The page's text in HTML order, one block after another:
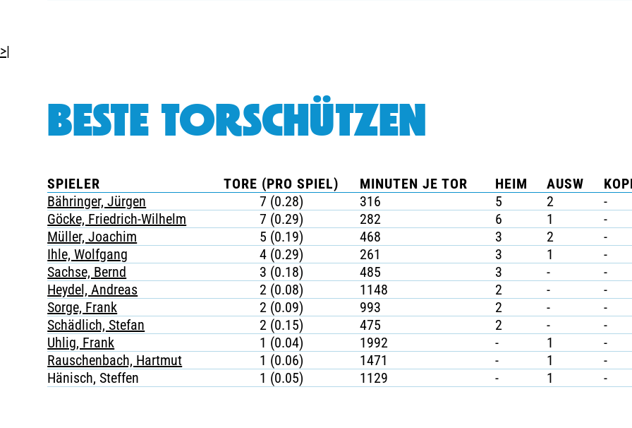
>|
BESTE TORSCHÜTZEN
SPIELER TORE (PRO SPIEL) MINUTEN JE TOR HEIM AUSW
Bähringer, Jürgen
7 (0.28) 316 5 2
-
Göcke, Friedrich-Wilhelm
7 (0.29) 282 6 1
-
Müller, Joachim
5 (0.19) 468 3 2
-
Ihle, Wolfgang
4 (0.29) 261 3 1
-
Sachse, Bernd
3 (0.18) 485 3 -
-
Heydel, Andreas
2 (0.08) 1148 2 -
-
Sorge, Frank
2 (0.09) 993 2 -
-
Schädlich, Stefan
2 (0.15) 475 2 -
-
Uhlig, Frank
1 (0.04) 1992 - 1
-
Rauschenbach, Hartmut
1 (0.06) 1471 - 1
-
Hänisch, Steffen
1 (0.05) 1129 - 1 -